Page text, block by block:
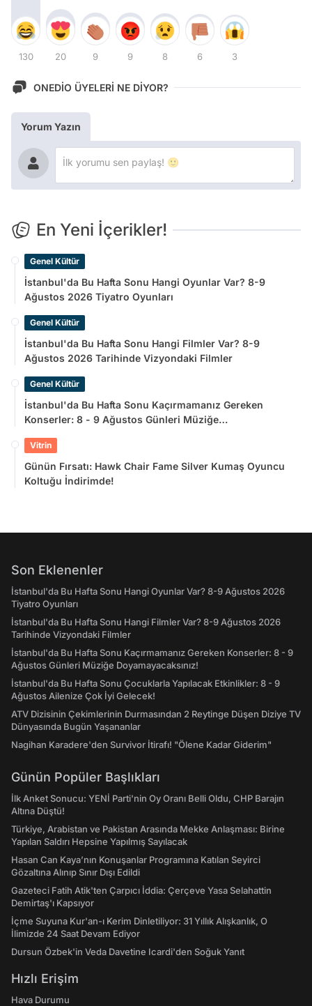
130 20 9 9 8 6 3
ONEDİO ÜYELERİ NE DİYOR?
Yorum Yazın
En Yeni İçerikler!
Genel Kültür
İstanbul'da Bu Hafta Sonu Hangi Oyunlar Var? 8-9
Ağustos 2026 Tiyatro Oyunları
Genel Kültür
İstanbul'da Bu Hafta Sonu Hangi Filmler Var? 8-9
Ağustos 2026 Tarihinde Vizyondaki Filmler
Genel Kültür
İstanbul'da Bu Hafta Sonu Kaçırmamanız Gereken
Konserler: 8 - 9 Ağustos Günleri Müziğe
Vitrin
Günün Fırsatı: Hawk Chair Fame Silver Kumaş Oyuncu
Koltuğu İndirimde!
Son Eklenenler
İstanbul'da Bu Hafta Sonu Hangi Oyunlar Var? 8-9 Ağustos 2026
Tiyatro Oyunları
İstanbul'da Bu Hafta Sonu Hangi Filmler Var? 8-9 Ağustos 2026
Tarihinde Vizyondaki Filmler
İstanbul'da Bu Hafta Sonu Kaçırmamanız Gereken Konserler: 8 - 9
Ağustos Günleri Müziğe Doyamayacaksınız!
İstanbul'da Bu Hafta Sonu Çocuklarla Yapılacak Etkinlikler: 8 - 9
Ağustos Ailenize Çok İyi Gelecek!
ATV Dizisinin Çekimlerinin Durmasından 2 Reytinge Düşen Diziye TV
Dünyasında Bugün Yaşananlar
Nagihan Karadere'den Survivor İtirafı! "Ölene Kadar Giderim"
Günün Popüler Başlıkları
İlk Anket Sonucu: YENİ Parti'nin Oy Oranı Belli Oldu, CHP Barajın
Altına Düştü!
Türkiye, Arabistan ve Pakistan Arasında Mekke Anlaşması: Birine
Yapılan Saldırı Hepsine Yapılmış Sayılacak
Hasan Can Kaya’nın Konuşanlar Programına Katılan Seyirci
Gözaltına Alınıp Sınır Dışı Edildi
Gazeteci Fatih Atik'ten Çarpıcı İddia: Çerçeve Yasa Selahattin
Demirtaş'ı Kapsıyor
İçme Suyuna Kur'an-ı Kerim Dinletiliyor: 31 Yıllık Alışkanlık, O
İlimizde 24 Saat Devam Ediyor
Dursun Özbek'in Veda Davetine Icardi'den Soğuk Yanıt
Hızlı Erişim
Hava Durumu